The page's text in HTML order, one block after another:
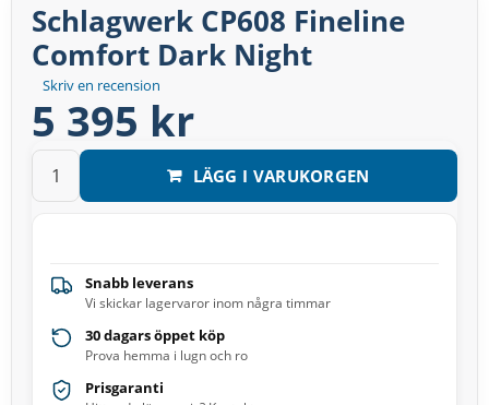
Skriv en recension
Schlagwerk CP608 Fineline
Comfort Dark Night
5 395 kr
LÄGG I VARUKORGEN
Snabb leverans
Vi skickar lagervaror inom några timmar
30 dagars öppet köp
Prova hemma i lugn och ro
Prisgaranti